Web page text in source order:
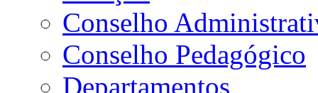
Conselho
Conselho Pedagógico
Departamentos